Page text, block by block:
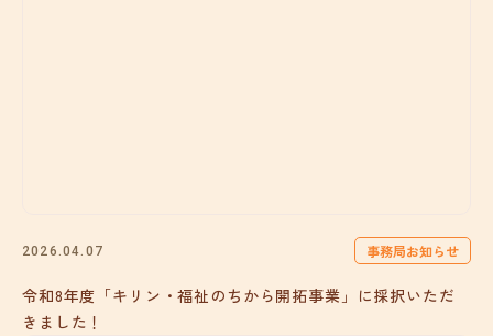
2026.04.07 事務局お知らせ
令和8年度「キリン・福祉のちから開拓事業」に採択いただ
きました！